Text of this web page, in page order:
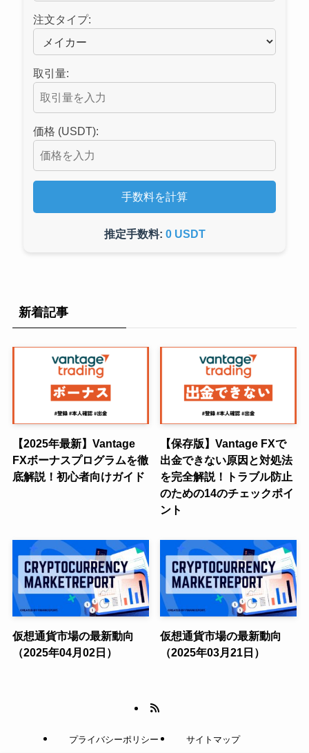
注文タイプ:
取引量:
価格 (USDT):
手数料を計算
推定手数料: 0 USDT
新着記事
【2025年最新】Vantage
FXボーナスプログラムを徹
底解説！初心者向けガイド
【保存版】Vantage FXで
出金できない原因と対処法
を完全解説！トラブル防止
のための14のチェックポイ
ント
仮想通貨市場の最新動向
（2025年04月02日）
仮想通貨市場の最新動向
（2025年03月21日）
プライバシーポリシー サイトマップ